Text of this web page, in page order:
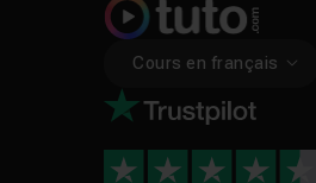
Cours en français